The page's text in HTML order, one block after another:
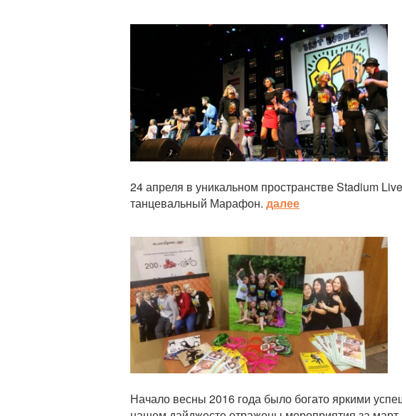
24 апреля в уникальном пространстве Stadium
танцевальный Марафон. далее
Статья
Начало весны 2016 года было богато яркими